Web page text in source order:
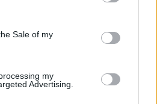
and its third-party tags to
purposes in below Google
Sale of my
my
Advertising.